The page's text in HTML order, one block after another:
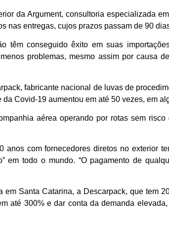
da Argument, consultoria especializada
nas entregas, cujos prazos passam de 90
têm conseguido êxito em suas
problemas, mesmo assim por causa
fabricante nacional de luvas de
Covid-19 aumentou em até 50 vezes, em
aérea operando por rotas sem
com fornecedores diretos no exterior
em todo o mundo. “O pagamento de
Santa Catarina, a Descarpack, que tem
até 300% e dar conta da demanda